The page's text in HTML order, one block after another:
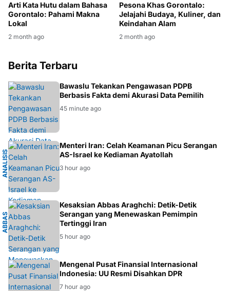
Arti Kata Hutu dalam Bahasa
Gorontalo: Pahami Makna
Lokal
2 month ago
Pesona Khas Gorontalo:
Jelajahi Budaya, Kuliner, dan
Keindahan Alam
2 month ago
Berita Terbaru
BAWASLU
Bawaslu Tekankan Pengawasan PDPB
Berbasis Fakta demi Akurasi Data Pemilih
45 minute ago
A
N
A
L
I
S
I
S
G
E
O
P
O
L
I
T
IK
Menteri Iran: Celah Keamanan Picu Serangan
AS-Israel ke Kediaman Ayatollah
3 hour ago
A
B
B
A
S
A
R
A
G
H
C
HI
Kesaksian Abbas Araghchi: Detik-Detik
Serangan yang Menewaskan Pemimpin
Tertinggi Iran
5 hour ago
EKONOMI
Mengenal Pusat Finansial Internasional
Indonesia: UU Resmi Disahkan DPR
7 hour ago